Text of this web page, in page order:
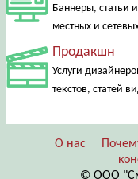
Баннеры, статьи
местных и
Продакшн
Услуги
текстов, статей
О нас
© ООО